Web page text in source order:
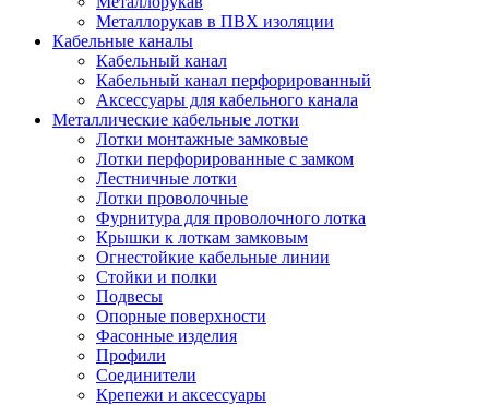
Металлорукав в ПВХ изоляции
Кабельные каналы
Кабельный канал
Кабельный канал перфорированный
Аксессуары для кабельного канала
Металлические кабельные лотки
Лотки монтажные замковые
Лотки перфорированные с замком
Лестничные лотки
Лотки проволочные
Фурнитура для проволочного лотка
Крышки к лоткам замковым
Огнестойкие кабельные линии
Стойки и полки
Подвесы
Опорные поверхности
Фасонные изделия
Профили
Соединители
Крепежи и аксессуары